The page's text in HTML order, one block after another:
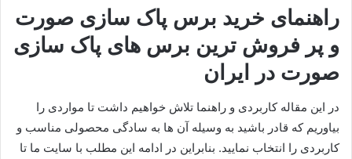
راهنمای خرید برس پاک سازی صورت
و پر فروش ترین برس های پاک سازی
صورت در ایران
در این مقاله کاربردی و راهنما تلاش خواهیم داشت تا مواردی را
بیاوریم که قادر باشید به وسیله آن ها به سادگی محصولی مناسب و
کاربردی را انتخاب نمایید. بنابراین در ادامه این مطلب با سایت ما تا